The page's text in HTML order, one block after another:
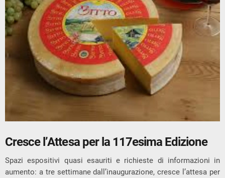
Cresce l’Attesa per la 117esima Edizione
Spazi espositivi quasi esauriti e richieste di informazioni in
aumento: a tre settimane dall’inaugurazione, cresce l’attesa per